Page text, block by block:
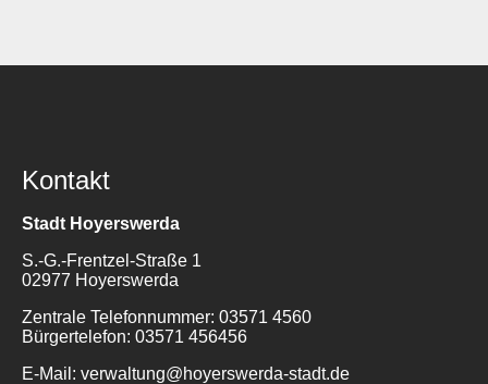
Kontakt
Stadt Hoyerswerda
S.-G.-Frentzel-Straße 1
02977 Hoyerswerda
Zentrale Telefonnummer: 03571 4560
Bürgertelefon: 03571 456456
E-Mail: verwaltung@hoyerswerda-stadt.de